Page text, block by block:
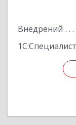
Внедрений
1С:Специалист